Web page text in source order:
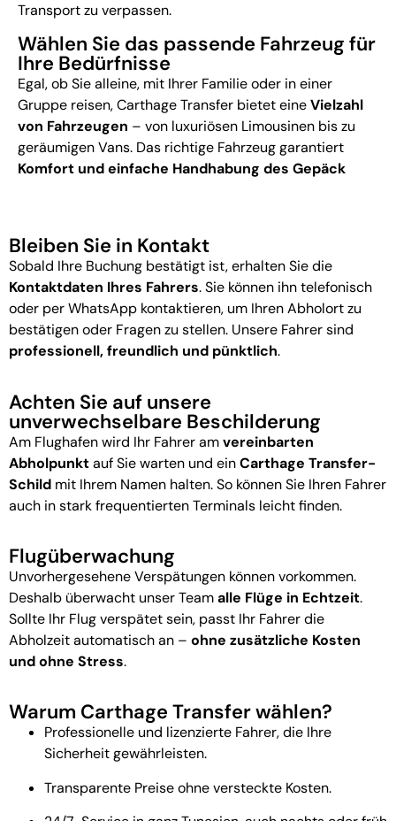
Transport zu verpassen.
Wählen Sie das passende Fahrzeug für
Ihre Bedürfnisse
Egal, ob Sie alleine, mit Ihrer Familie oder in einer
Gruppe reisen, Carthage Transfer bietet eineVielzahl
von Fahrzeugen – von luxuriösen Limousinen bis zu
geräumigen Vans. Das richtige Fahrzeug garantiert
Komfort und einfache Handhabung des Gepäck
Bleiben Sie in Kontakt
Sobald Ihre Buchung bestätigt ist, erhalten Sie die
Kontaktdaten Ihres Fahrers. Sie können ihn telefonisch
oder per WhatsApp kontaktieren, um Ihren Abholort zu
bestätigen oder Fragen zu stellen. Unsere Fahrer sind
professionell, freundlich und pünktlich.
Achten Sie auf unsere
unverwechselbare Beschilderung
Am Flughafen wird Ihr Fahrer amvereinbarten
Abholpunktauf Sie warten und einCarthage Transfer-
Schild mit Ihrem Namen halten. So können Sie Ihren Fahrer
auch in stark frequentierten Terminals leicht finden.
Flugüberwachung
Unvorhergesehene Verspätungen können vorkommen.
Deshalb überwacht unser Teamalle Flüge in Echtzeit.
Sollte Ihr Flug verspätet sein, passt Ihr Fahrer die
Abholzeit automatisch an – ohne zusätzliche Kosten
und ohne Stress.
Warum Carthage Transfer wählen?
Professionelle und lizenzierte Fahrer, die Ihre
Sicherheit gewährleisten.
Transparente Preise ohne versteckte Kosten.